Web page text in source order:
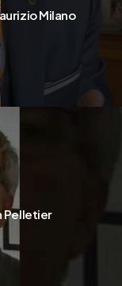
Milano
Pelletier